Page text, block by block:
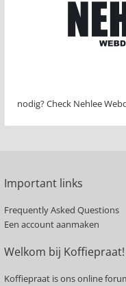
nodig? Check Nehlee
Important links
Frequently Asked Questions
Een account aanmaken
Welkom bij Koffiepraat!
Koffiepraat is ons online